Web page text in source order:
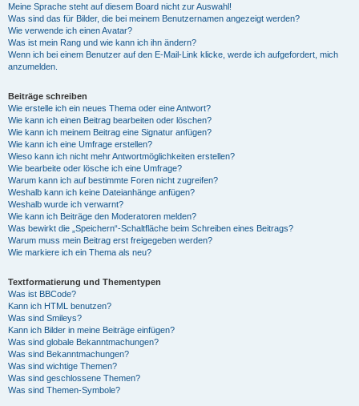
Meine Sprache steht auf diesem Board nicht zur Auswahl!
Was sind das für Bilder, die bei meinem Benutzernamen angezeigt werden?
Wie verwende ich einen Avatar?
Was ist mein Rang und wie kann ich ihn ändern?
Wenn ich bei einem Benutzer auf den E-Mail-Link klicke, werde ich aufgefordert, mich
anzumelden.
Beiträge schreiben
Wie erstelle ich ein neues Thema oder eine Antwort?
Wie kann ich einen Beitrag bearbeiten oder löschen?
Wie kann ich meinem Beitrag eine Signatur anfügen?
Wie kann ich eine Umfrage erstellen?
Wieso kann ich nicht mehr Antwortmöglichkeiten erstellen?
Wie bearbeite oder lösche ich eine Umfrage?
Warum kann ich auf bestimmte Foren nicht zugreifen?
Weshalb kann ich keine Dateianhänge anfügen?
Weshalb wurde ich verwarnt?
Wie kann ich Beiträge den Moderatoren melden?
Was bewirkt die „Speichern“-Schaltfläche beim Schreiben eines Beitrags?
Warum muss mein Beitrag erst freigegeben werden?
Wie markiere ich ein Thema als neu?
Textformatierung und Thementypen
Was ist BBCode?
Kann ich HTML benutzen?
Was sind Smileys?
Kann ich Bilder in meine Beiträge einfügen?
Was sind globale Bekanntmachungen?
Was sind Bekanntmachungen?
Was sind wichtige Themen?
Was sind geschlossene Themen?
Was sind Themen-Symbole?